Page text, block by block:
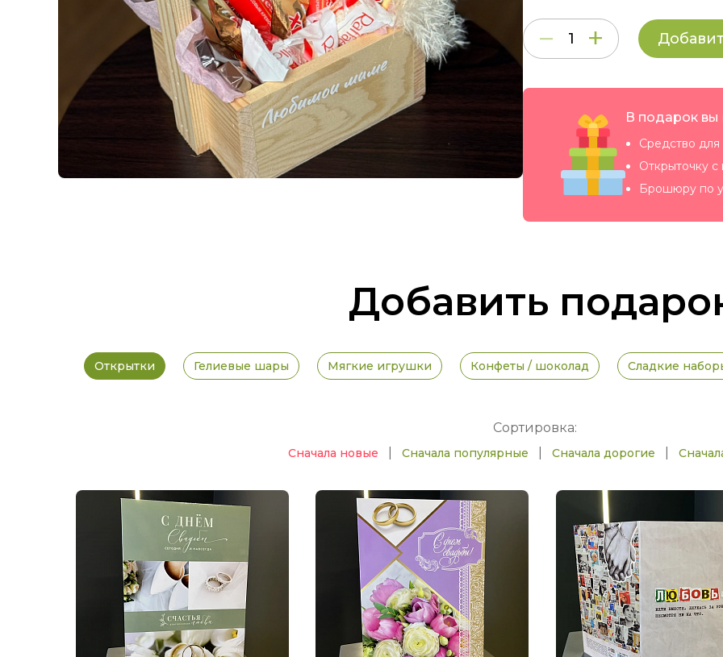
В подарок вы
Средство
Открыточку
Брошюру по
Добавить
Открытки Гелиевые шары Мягкие игрушки Конфеты / шоколад Сладкие
Сортировка:
Сначала новые Сначала популярные Сначала дорогие